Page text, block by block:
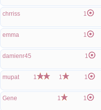
chrriss 1
emma 1
damienr45 1
mupat 1 1 1
Gene 1 1